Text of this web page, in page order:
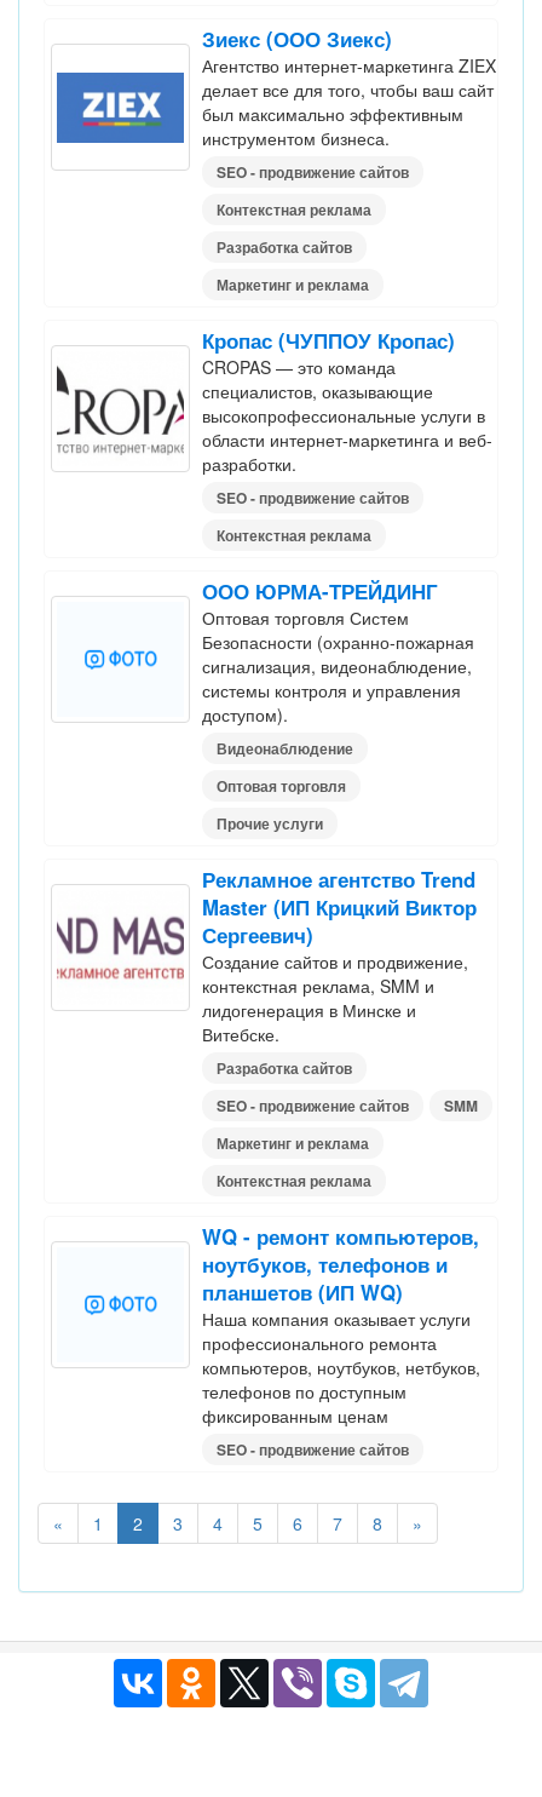
Зиекс (ООО Зиекс)
Агентство интернет-маркетинга ZIEX
делает все для того, чтобы ваш сайт
был максимально эффективным
инструментом бизнеса.
SEO - продвижение сайтов
Контекстная реклама
Разработка сайтов
Маркетинг и реклама
Кропас (ЧУППОУ Кропас)
CROPAS — это команда
специалистов, оказывающие
высокопрофессиональные услуги в
области интернет-маркетинга и веб-
разработки.
SEO - продвижение сайтов
Контекстная реклама
ООО ЮРМА-ТРЕЙДИНГ
Оптовая торговля Систем
Безопасности (охранно-пожарная
сигнализация, видеонаблюдение,
системы контроля и управления
доступом).
Видеонаблюдение
Оптовая торговля
Прочие услуги
Рекламное агентство Trend
Master (ИП Крицкий Виктор
Сергеевич)
Создание сайтов и продвижение,
контекстная реклама, SMM и
лидогенерация в Минске и
Витебске.
Разработка сайтов
SEO - продвижение сайтов
SMM
Маркетинг и реклама
Контекстная реклама
WQ - ремонт компьютеров,
ноутбуков, телефонов и
планшетов (ИП WQ)
Наша компания оказывает услуги
профессионального ремонта
компьютеров, ноутбуков, нетбуков,
телефонов по доступным
фиксированным ценам
SEO - продвижение сайтов
« 1 2 3 4 5 6 7 8 »
Публичный договор